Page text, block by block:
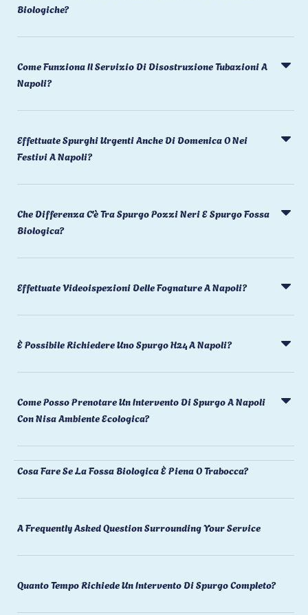
Biologiche?
Come Funziona Il Servizio Di Disostruzione Tubazioni A
Napoli?
Effettuate Spurghi Urgenti Anche Di Domenica O Nei
Festivi A Napoli?
Che Differenza C'è Tra Spurgo Pozzi Neri E Spurgo Fossa
Biologica?
Effettuate Videoispezioni Delle Fognature A Napoli?
È Possibile Richiedere Uno Spurgo H24 A Napoli?
Come Posso Prenotare Un Intervento Di Spurgo A Napoli
Con Nisa Ambiente Ecologica?
Cosa Fare Se La Fossa Biologica È Piena O Trabocca?
A Frequently Asked Question Surrounding Your Service
Quanto Tempo Richiede Un Intervento Di Spurgo Completo?